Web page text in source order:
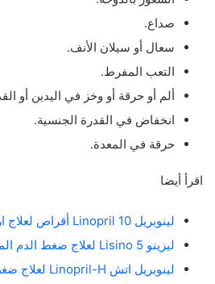
صداع.
سعال أو سيلان الأنف.
التعب المفرط.
ألم أو حرقة أو وخز في اليدين أو
انخفاض في القدرة الجنسية.
حرقة في المعدة.
اقرأ أيضا
لينوبريل 10 Linopril أقراص لعلاج ارتفاع ضغط الدم
ليزينو Lisino 5 لعلاج ضغط الدم المرتفع
لينوبريل اتش Linopril-H لعلاج ضغط الدم المرتفع